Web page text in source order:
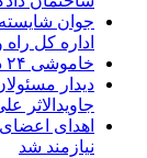
جوان
اداره کل
خاموشی ۲۴ دستگاه ماینر فاقد مجوز در لامرد
دیدار
جاویدالاثر
اهدای
نیازمند شد